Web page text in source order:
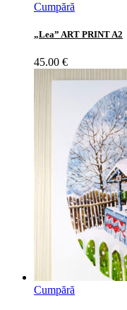
Cumpără
„Lea” ART PRINT A2
45.00 €
Cumpără